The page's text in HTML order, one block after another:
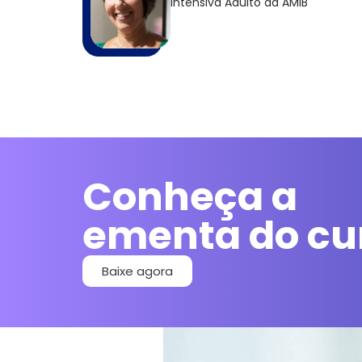
Conheça a
ementa do
Baixe agora